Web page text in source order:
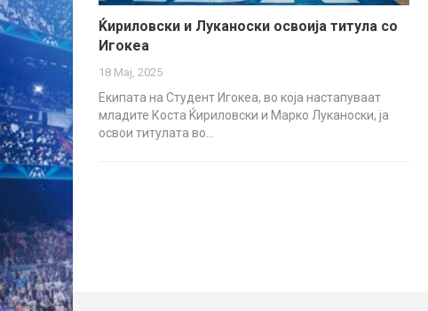
Ќириловски и Луканоски освоија титула со
Игокеа
18 Мај, 2025
Екипата на Студент Игокеа, во која настапуваат
младите Коста Ќириловски и Марко Луканоски, ја
освои титулата во…